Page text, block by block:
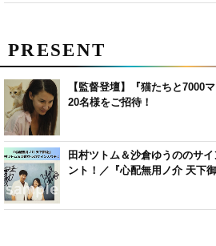
PRESENT
【監督登壇】『猫たちと7000
20名様をご招待！
田村ツトム＆沙倉ゆうののサ
ント！／『心配無用ノ介 天下御